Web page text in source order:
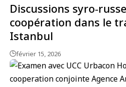
Discussions
coopération dans le
Istanbul
février 15, 2026